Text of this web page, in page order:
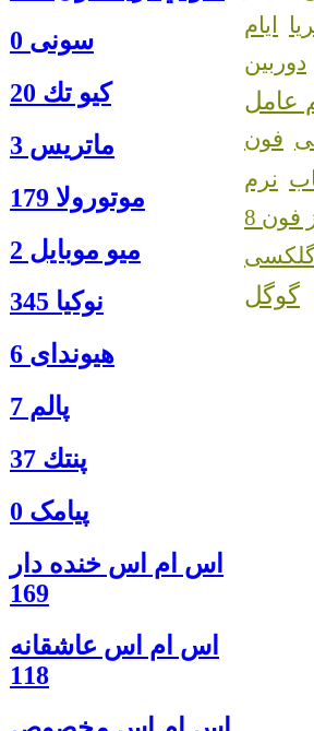
سونی 0
كيو تك 20
ماتريس 3
موتورولا 179
ميو موبايل 2
نوكيا 345
هیوندای 6
پالم 7
پنتك 37
پیامک 0
اس ام اس خنده دار
169
اس ام اس عاشقانه
118
ایام
دوربین
عامل
فون
نرم
فون 8
گوگل